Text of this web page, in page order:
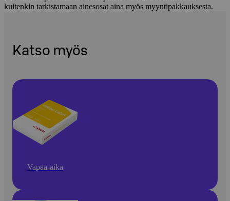
kuitenkin tarkistamaan ainesosat aina myös myyntipakkauksesta.
Katso myös
Vapaa-aika